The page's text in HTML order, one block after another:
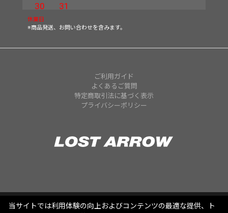
30
31
休業日
※商品発送、お問い合わせを含みます。
ご利用ガイド
よくあるご質問
特定商取引法に基づく表示
プライバシーポリシー
当サイトでは利用体験の向上およびコンテンツの最適な提供、ト